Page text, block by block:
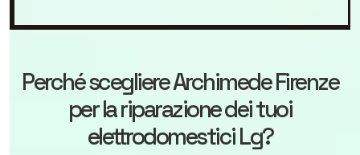
Perché scegliereArchimede Firenze
per la riparazione dei tuoi
elettrodomestici Lg?